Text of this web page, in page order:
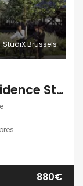
StudiX Brussels
Kots à louer à Ixelles – Résidence StudiX
880€